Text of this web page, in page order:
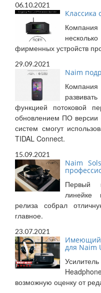
06.10.2021
Классика
фирменных устройств
29.09.2021
Naim
функцией потоковой
обновлением ПО версии
систем смогут
TIDAL Connect.
15.09.2021
Naim
Первый
линейке
релиза собрал
главное.
23.07.2021
Имеющий
для Naim
возможную оценку от